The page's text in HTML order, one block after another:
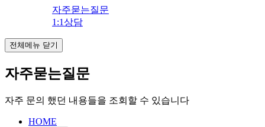
자주묻는질문
1:1상담
전체메뉴 닫기
자주묻는질문
자주 문의 했던 내용들을 조회할 수 있습니다
HOME